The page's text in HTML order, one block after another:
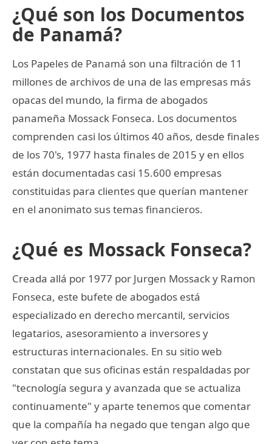
¿Qué son los Documentos
de Panamá?
Los Papeles de Panamá son una filtración de 11
millones de archivos de una de las empresas más
opacas del mundo, la firma de abogados
panameña Mossack Fonseca. Los documentos
comprenden casi los últimos 40 años, desde finales
de los 70's, 1977 hasta finales de 2015 y en ellos
están documentadas casi 15.600 empresas
constituidas para clientes que querían mantener
en el anonimato sus temas financieros.
¿Qué es Mossack Fonseca?
Creada allá por 1977 por Jurgen Mossack y Ramon
Fonseca, este bufete de abogados está
especializado en derecho mercantil, servicios
legatarios, asesoramiento a inversores y
estructuras internacionales. En su sitio web
constatan que sus oficinas están respaldadas por
"tecnología segura y avanzada que se actualiza
continuamente" y aparte tenemos que comentar
que la compañía ha negado que tengan algo que